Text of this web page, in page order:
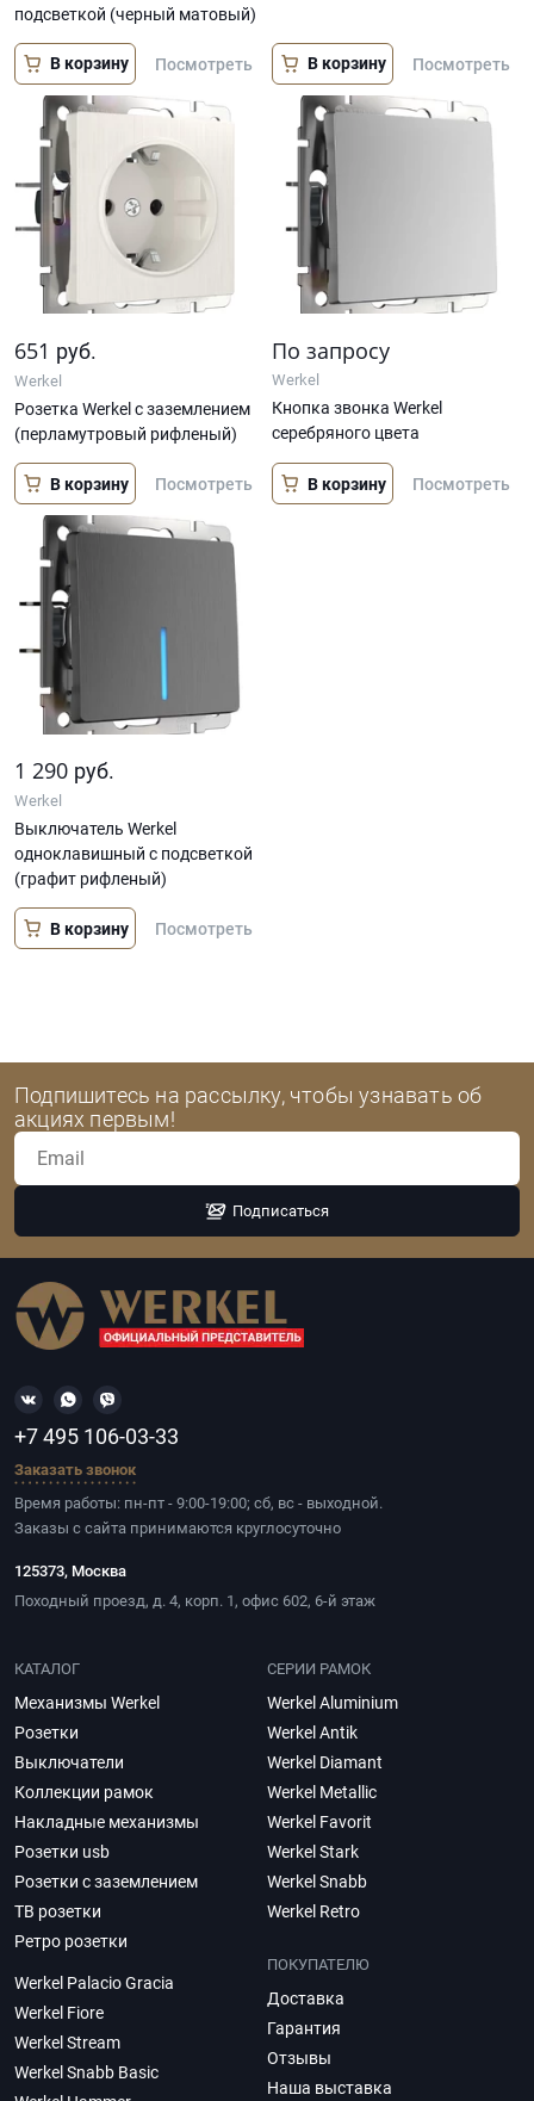
подсветкой (черный матовый)
В корзину Посмотреть В корзину Посмотреть
651 руб.
Werkel
Розетка Werkel с заземлением
(перламутровый рифленый)
В корзину Посмотреть
По запросу
Werkel
Кнопка звонка Werkel
серебряного цвета
В корзину Посмотреть
1 290 руб.
Werkel
Выключатель Werkel
одноклавишный с подсветкой
(графит рифленый)
В корзину Посмотреть
Подпишитесь на рассылку, чтобы узнавать об
акциях первым!
Подписаться
+7 495 106-03-33
Заказать звонок
Время работы: пн-пт - 9:00-19:00; сб, вс - выходной.
Заказы с сайта принимаются круглосуточно
125373, Москва
Походный проезд, д. 4, корп. 1, офис 602, 6-й этаж
КАТАЛОГ
Механизмы Werkel
Розетки
Выключатели
Коллекции рамок
Накладные механизмы
Розетки usb
Розетки с заземлением
ТВ розетки
Ретро розетки
СЕРИИ РАМОК
Werkel Aluminium
Werkel Antik
Werkel Diamant
Werkel Metallic
Werkel Favorit
Werkel Stark
Werkel Snabb
Werkel Retro
Werkel Palacio Gracia
Werkel Fiore
Werkel Stream
Werkel Snabb Basic
ПОКУПАТЕЛЮ
Доставка
Гарантия
Отзывы
Наша выставка